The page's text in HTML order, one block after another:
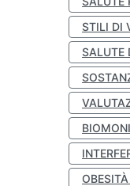
STILI DI
SALUTE